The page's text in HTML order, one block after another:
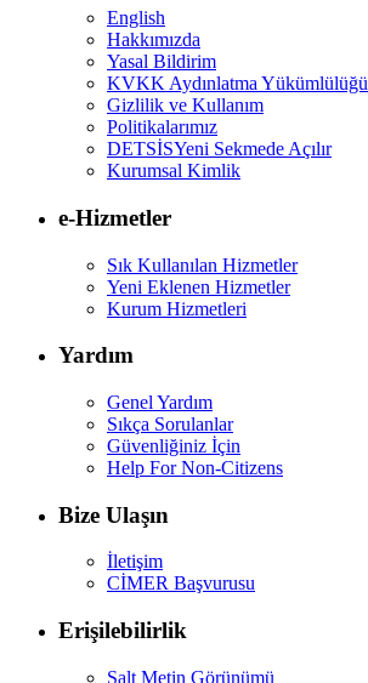
English
Hakkımızda
Yasal Bildirim
KVKK Aydınlatma Yükümlülüğü
Gizlilik ve Kullanım
Politikalarımız
DETSİSYeni Sekmede Açılır
Kurumsal Kimlik
e-Hizmetler
Sık Kullanılan Hizmetler
Yeni Eklenen Hizmetler
Kurum Hizmetleri
Yardım
Genel Yardım
Sıkça Sorulanlar
Güvenliğiniz İçin
Help For Non-Citizens
Bize Ulaşın
İletişim
CİMER Başvurusu
Erişilebilirlik
Salt Metin Görünümü